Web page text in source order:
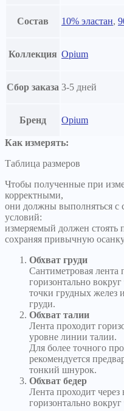
Состав 10% эластан,
Коллекция Opium
Сбор заказа 3-5 дней
Бренд Opium
Как измерять:
Таблица размеров
Чтобы полученные при
корректными,
они должны выполняться с
условий:
измеряемый должен стоять
сохраняя привычную
Обхват груди
Сантиметровая лента
горизонтально
точки грудных желез
груди.
Обхват талии
Лента проходит
уровне линии талии.
Для более точного
рекомендуется
тонкий шнурок.
Обхват бедер
Лента проходит
горизонтально